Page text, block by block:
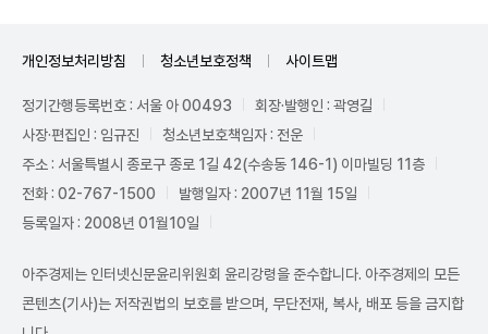
개인정보처리방침 청소년보호정책 사이트맵
정기간행등록번호 : 서울 아 00493
회장·발행인 : 곽영길
사장·편집인 : 임규진
청소년보호책임자 : 전운
주소 : 서울특별시 종로구 종로 1길 42(수송동 146-1) 이마빌딩 11층
전화 : 02-767-1500
발행일자 : 2007년 11월 15일
등록일자 : 2008년 01월10일
아주경제는 인터넷신문윤리위원회 윤리강령을 준수합니다. 아주경제의 모든
콘텐츠(기사)는 저작권법의 보호를 받으며, 무단전재, 복사, 배포 등을 금지합